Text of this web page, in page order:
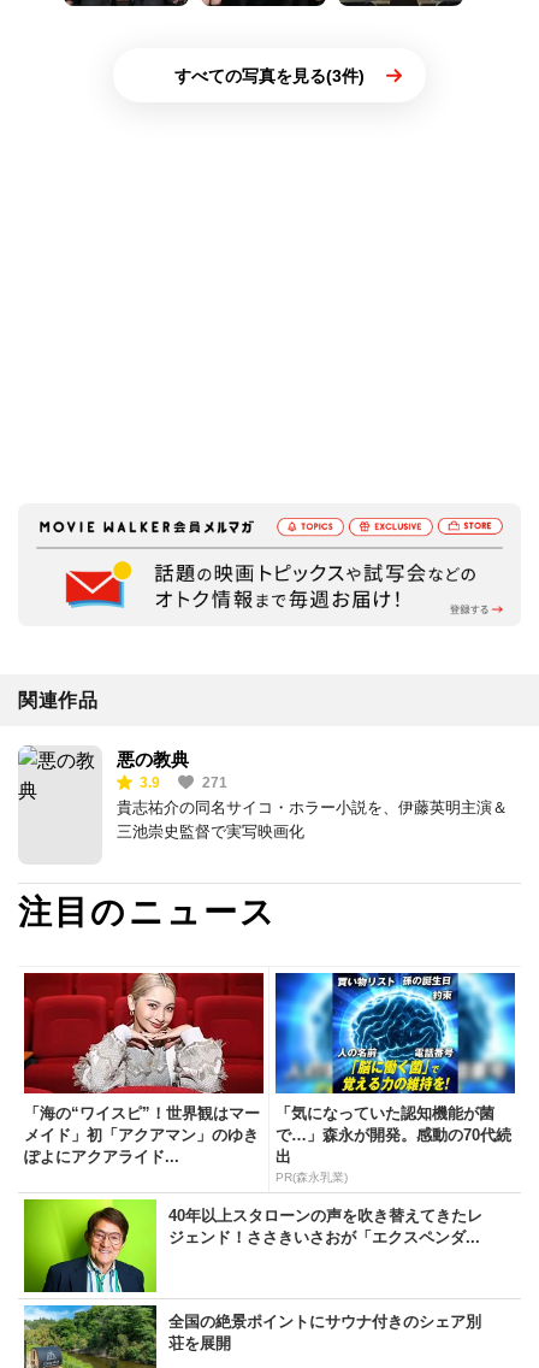
すべての写真を見る(3件)
関連作品
悪の教典
3.9 271
貴志祐介の同名サイコ・ホラー小説を、伊藤英明主演＆
三池崇史監督で実写映画化
注目のニュース
「海の“ワイスピ”！世界観はマー
メイド」初「アクアマン」のゆき
ぽよにアクアライド...
「気になっていた認知機能が菌
で…」森永が開発。感動の70代続
出
PR(森永乳業)
40年以上スタローンの声を吹き替えてきたレ
ジェンド！ささきいさおが「エクスペンダ...
全国の絶景ポイントにサウナ付きのシェア別
荘を展開